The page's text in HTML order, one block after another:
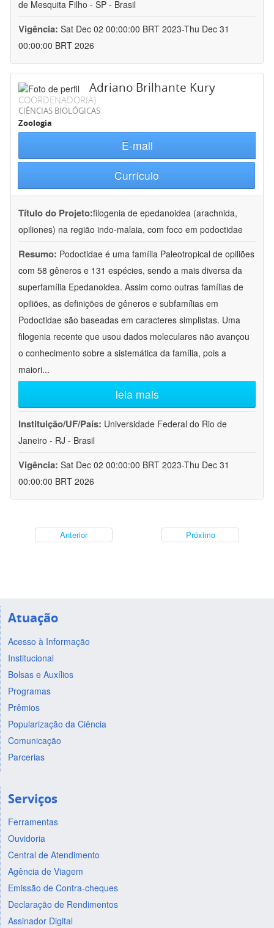
de Mesquita Filho - SP - Brasil
Vigência: Sat Dec 02 00:00:00 BRT 2023-Thu Dec 31
00:00:00 BRT 2026
Adriano Brilhante Kury
COORDENADOR(A)
CIÊNCIAS BIOLÓGICAS
Zoologia
E-mail
Currículo
Título do Projeto:filogenia de epedanoidea (arachnida,
opiliones) na região indo-malaia, com foco em podoctidae
Resumo: Podoctidae é uma família Paleotropical de opiliões
com 58 gêneros e 131 espécies, sendo a mais diversa da
superfamília Epedanoidea. Assim como outras famílias de
opiliões, as definições de gêneros e subfamílias em
Podoctidae são baseadas em caracteres simplistas. Uma
filogenia recente que usou dados moleculares não avançou
o conhecimento sobre a sistemática da família, pois a
maiori...
leia mais
Instituição/UF/País: Universidade Federal do Rio de
Janeiro - RJ - Brasil
Vigência: Sat Dec 02 00:00:00 BRT 2023-Thu Dec 31
00:00:00 BRT 2026
Anterior Próximo
Atuação
Acesso à Informação
Institucional
Bolsas e Auxílios
Programas
Prêmios
Popularização da Ciência
Comunicação
Parcerias
Serviços
Ferramentas
Ouvidoria
Central de Atendimento
Agência de Viagem
Emissão de Contra-cheques
Declaração de Rendimentos
Assinador Digital